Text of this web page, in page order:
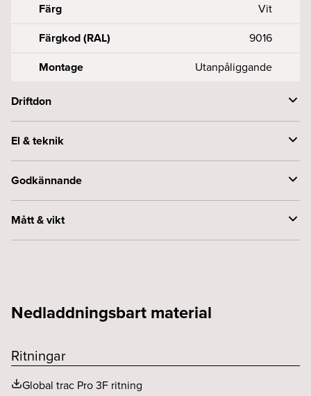
Färg
Vit
Färgkod (RAL)
9016
Montage
Utanpåliggande
Driftdon
Drivdonstyp
Styrning
Fasdim
El & teknik
Spänning (V)
Godkännande
Kapslingsklass (IP)
Skyddsklass
1
Mått & vikt
Längd (mm)
Nedladdningsbart material
Ritningar
Global trac Pro 3F ritning